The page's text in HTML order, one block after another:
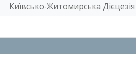
Київсько-Житомирська Дієцезія